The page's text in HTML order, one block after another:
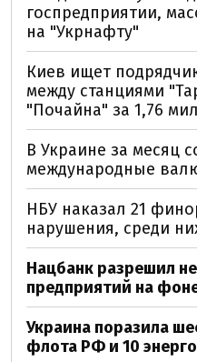
госпредприятии,
на "Укрнафту"
Киев ищет
между станциями
"Почайна" за 1,76
В Украине за месяц
международные
НБУ наказал 21
нарушения, среди
Нацбанк разрешил
предприятий на
Украина поразила
флота РФ и 10